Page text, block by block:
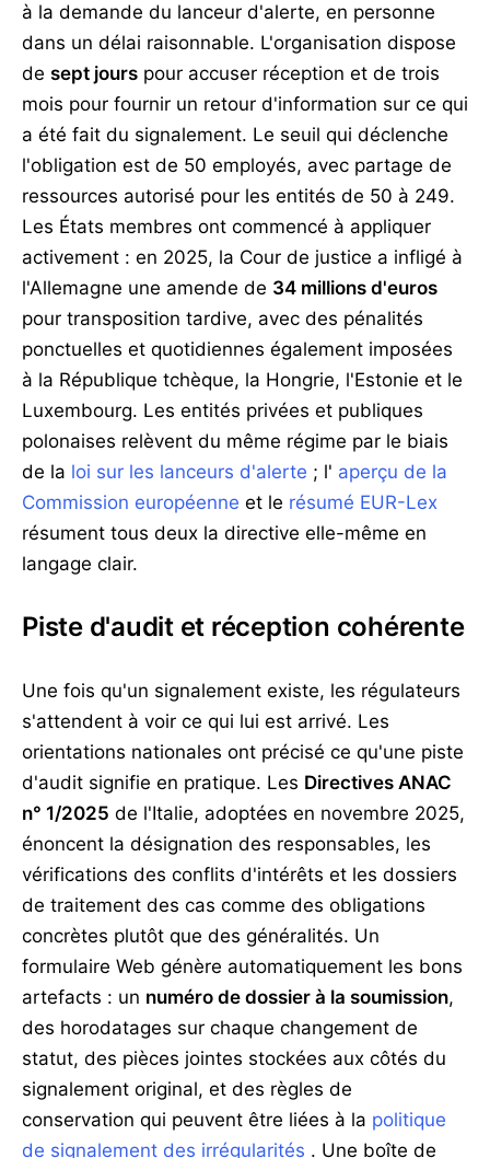
à la demande du lanceur d'alerte, en personne
dans un délai raisonnable. L'organisation dispose
de sept jours pour accuser réception et de trois
mois pour fournir un retour d'information sur ce qui
a été fait du signalement. Le seuil qui déclenche
l'obligation est de 50 employés, avec partage de
ressources autorisé pour les entités de 50 à 249.
Les États membres ont commencé à appliquer
activement : en 2025, la Cour de justice a infligé à
l'Allemagne une amende de 34 millions d'euros
pour transposition tardive, avec des pénalités
ponctuelles et quotidiennes également imposées
à la République tchèque, la Hongrie, l'Estonie et le
Luxembourg. Les entités privées et publiques
polonaises relèvent du même régime par le biais
de la loi sur les lanceurs d'alerte ; l' aperçu de la
Commission européenne et le résumé EUR-Lex
résument tous deux la directive elle-même en
langage clair.
Piste d'audit et réception cohérente
Une fois qu'un signalement existe, les régulateurs
s'attendent à voir ce qui lui est arrivé. Les
orientations nationales ont précisé ce qu'une piste
d'audit signifie en pratique. Les Directives ANAC
n° 1/2025 de l'Italie, adoptées en novembre 2025,
énoncent la désignation des responsables, les
vérifications des conflits d'intérêts et les dossiers
de traitement des cas comme des obligations
concrètes plutôt que des généralités. Un
formulaire Web génère automatiquement les bons
artefacts : un numéro de dossier à la soumission,
des horodatages sur chaque changement de
statut, des pièces jointes stockées aux côtés du
signalement original, et des règles de
conservation qui peuvent être liées à la politique
de signalement des irrégularités . Une boîte de